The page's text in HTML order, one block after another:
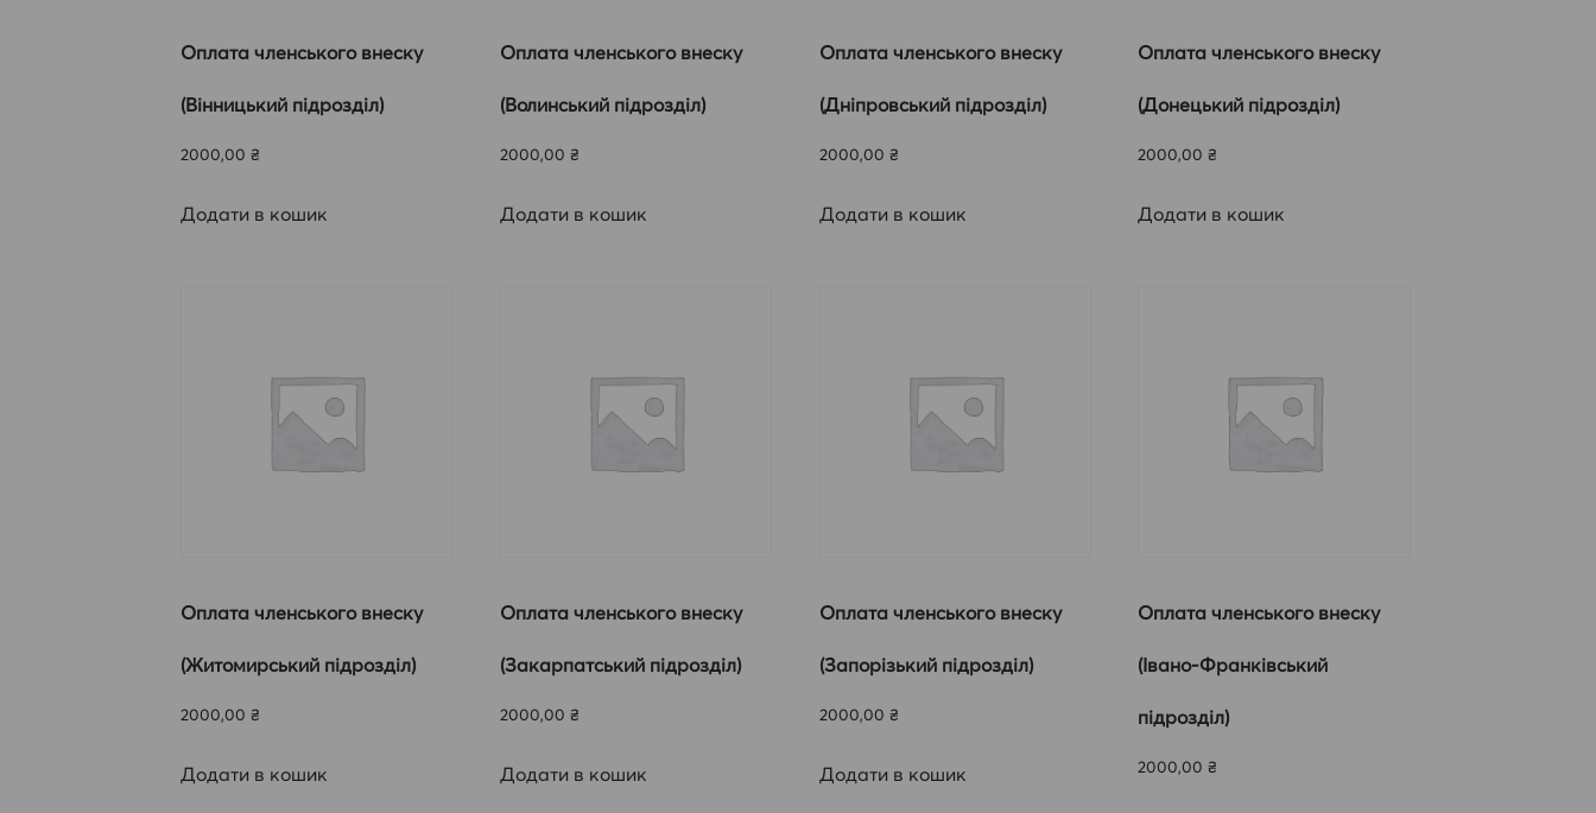
Оплата членського внеску
(Вінницький підрозділ)
2000,00 ₴
Додати в кошик
Оплата членського внеску
(Волинський підрозділ)
2000,00 ₴
Додати в кошик
Оплата членського внеску
(Дніпровський підрозділ)
2000,00 ₴
Додати в кошик
Оплата членського внеску
(Донецький підрозділ)
2000,00₴
Додати в кошик
Оплата членського внеску
(Житомирський підрозділ)
2000,00 ₴
Додати в кошик
Оплата членського внеску
(Закарпатський підрозділ)
2000,00 ₴
Додати в кошик
Оплата членського внеску
(Запорізький підрозділ)
2000,00 ₴
Додати в кошик
Оплата членського внеску
(Івано-Франківський
підрозділ)
2000,00₴